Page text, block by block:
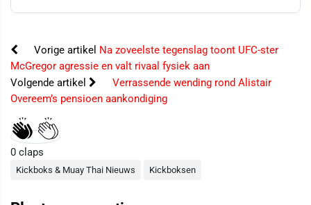
Vorige artikel Na zoveelste tegenslag toont UFC-ster
McGregor agressie en valt rivaal fysiek aan
Volgende artikel
Verrassende wending rond Alistair
Overeem’s pensioen aankondiging
0 claps
Kickboks & Muay Thai Nieuws Kickboksen